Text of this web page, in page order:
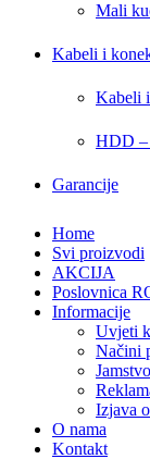
Mali
Kabeli i
Kabeli
HDD –
Garancije
Home
Svi proizvodi
AKCIJA
Poslovnica
Informacije
Uvjeti
Načini
Izjava
O nama
Kontakt